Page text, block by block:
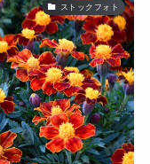
ストックフォト